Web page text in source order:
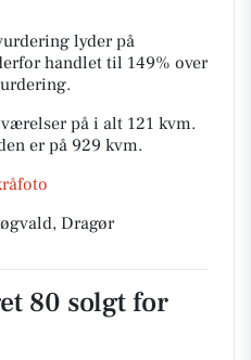
lyder på
handlet til 149% over
på i alt 121 kvm.
er på 929 kvm.
Dragør
80 solgt for